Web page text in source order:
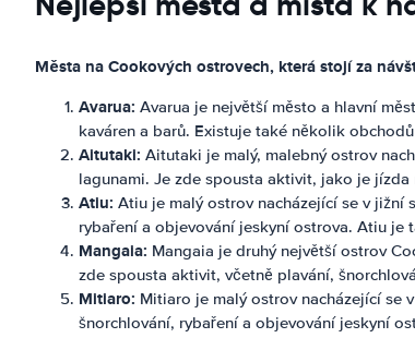
Města na Cookových ostrovech, která stojí za
Avarua: Avarua je největší město a hlavní
kaváren a barů. Existuje také několik
Aitutaki: Aitutaki je malý, malebný ostrov
lagunami. Je zde spousta aktivit, jako je
Atiu: Atiu je malý ostrov nacházející se v jižní
rybaření a objevování jeskyní ostrova. Atiu je
Mangaia: Mangaia je druhý největší ostrov
zde spousta aktivit, včetně plavání,
Mitiaro: Mitiaro je malý ostrov nacházející se
šnorchlování, rybaření a objevování jeskyní